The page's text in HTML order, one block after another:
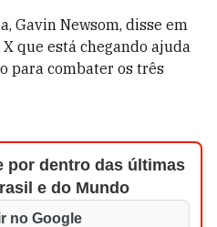
Gavin Newsom, disse em
que está chegando ajuda
para combater os três
por dentro das últimas
e do Mundo
no Google